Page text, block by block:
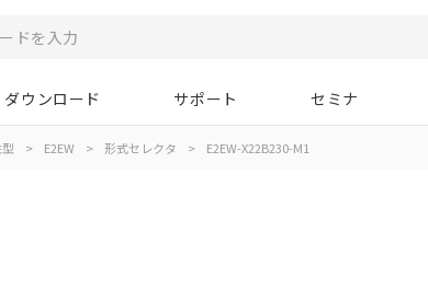
ダウンロード サポート セミナ
> E2EW > 形式セレクタ > E2EW-X22B230-M1